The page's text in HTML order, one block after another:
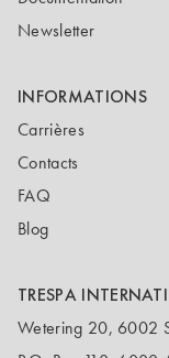
Newsletter
INFORMATIONS
Carrières
Contacts
FAQ
Blog
TRESPA
Wetering 20, 6002